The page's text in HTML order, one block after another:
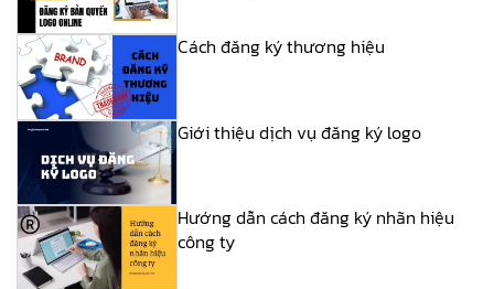
Cách đăng ký thương hiệu
Giới thiệu dịch vụ đăng ký logo
Hướng dẫn cách đăng ký nhãn hiệu
công ty